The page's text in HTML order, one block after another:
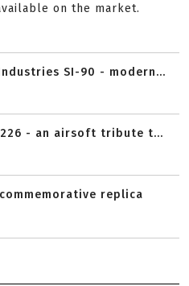
on the market.
SI-90 - modern...
226 - an airsoft tribute t...
replica